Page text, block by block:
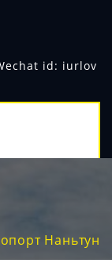
id: iurlov
Наньтун